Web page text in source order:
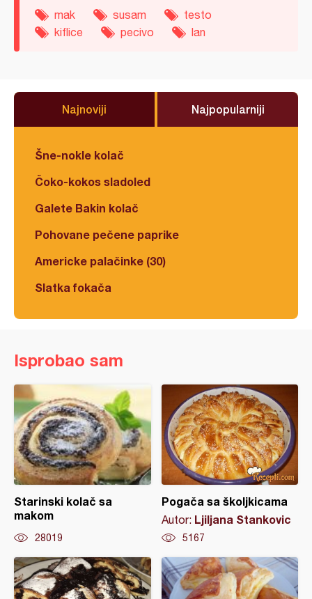
mak susam
testo
kiflice
pecivo lan
Najnoviji Najpopularniji
Šne-nokle kolač
Čoko-kokos sladoled
Galete Bakin kolač
Pohovane pečene paprike
Americke palačinke (30)
Slatka fokača
Isprobao sam
Starinski kolač sa
makom
28019
Pogača sa školjkicama
Autor: Ljiljana Stankovic
5167